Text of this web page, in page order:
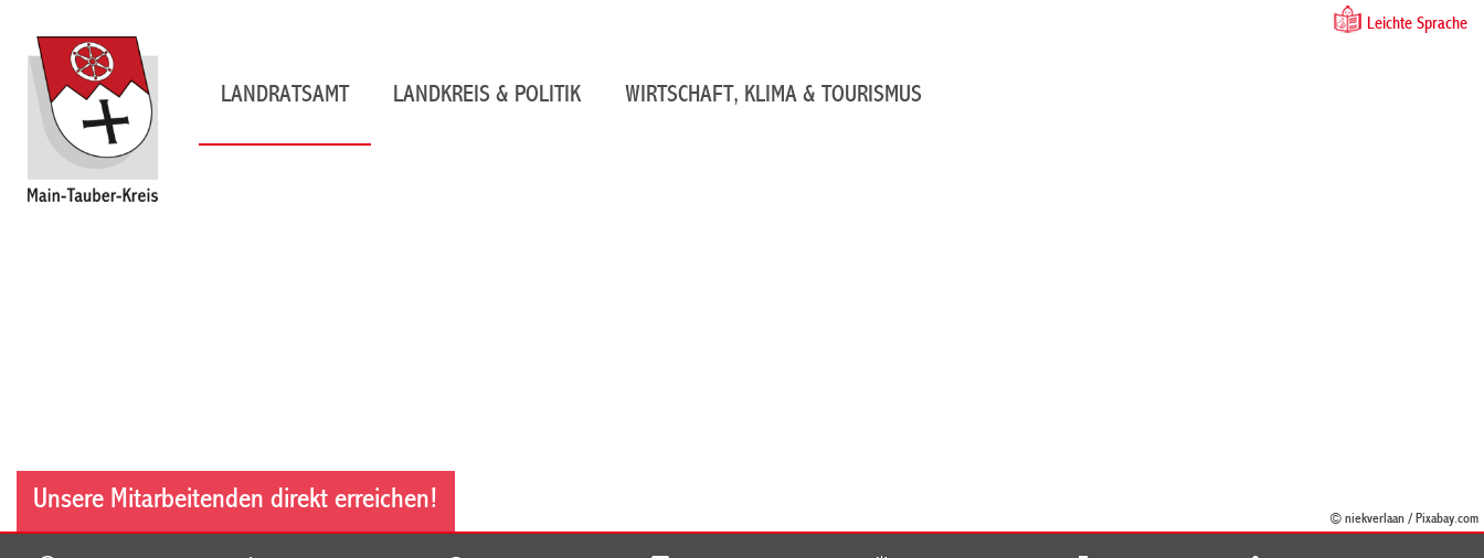
Leichte Sprache
LANDRATSAMT LANDKREIS & POLITIK WIRTSCHAFT, KLIMA & TOURISMUS
Unsere Mitarbeitenden direkt erreichen!
© niekverlaan / Pixabay.com